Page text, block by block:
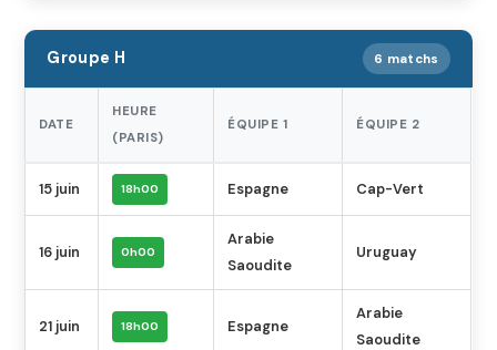
Groupe H 6 matchs
DATE
HEURE
(PARIS)
ÉQUIPE 1 ÉQUIPE 2
15 juin 18h00 Espagne Cap-Vert
16 juin 0h00
Arabie
Saoudite
Uruguay
21 juin 18h00 Espagne
Arabie
Saoudite